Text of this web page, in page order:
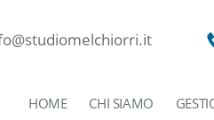
HOME CHI SIAMO